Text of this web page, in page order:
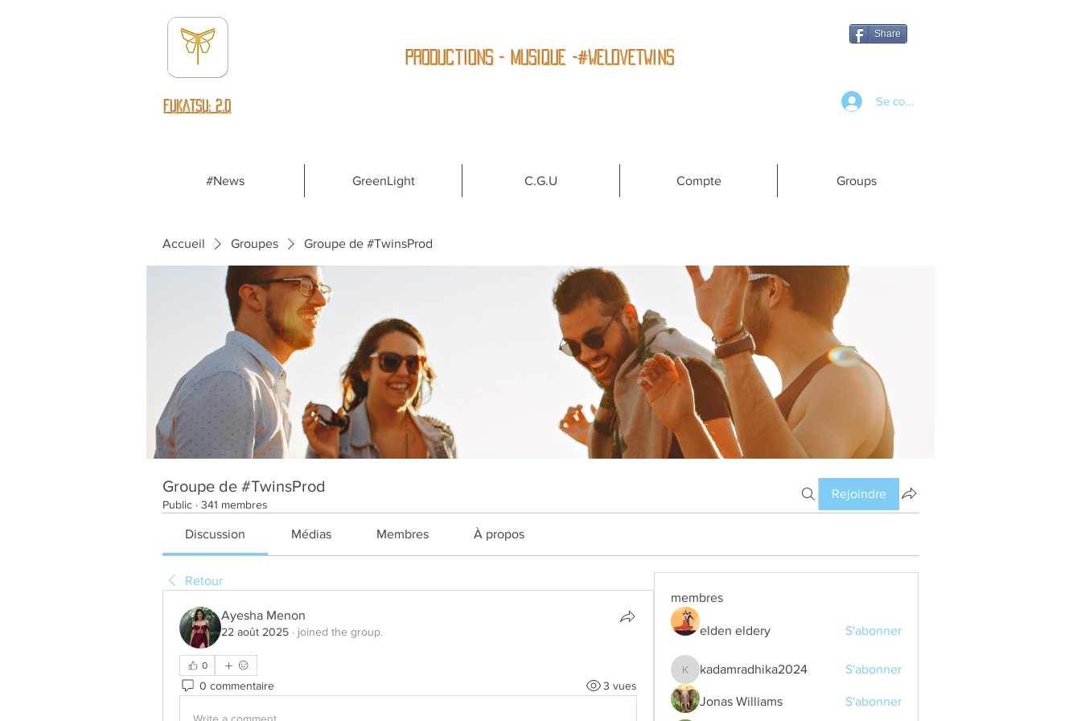
fUKATSU: 2.0
Share
Productions - Musique -#WeLoveTwins
Se connecter
#News GreenLight C.G.U Compte Groups
Accueil Groupes Groupe de #TwinsProd
Groupe de #TwinsProd
Public · 341 membres
Rejoindre
Discussion Médias Membres À propos
Retour
Ayesha Menon
22 août 2025 · joined the group.
0
0 commentaire 3 vues
Write a comment...
membres
elden eldery S'abonner
kadamradhika2024
kadamradhika2024 S'abonner
Jonas Williams S'abonner